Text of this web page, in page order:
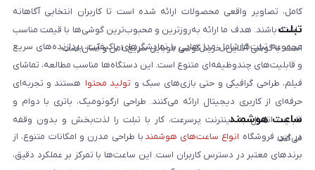
کامل، تصاویر واقعی محصولات ارائه شده است تا کاربران انتخابی آگاهانه
داشته باشند. هدف ما ارائه به‌روزترین و محبوب‌ترین گوشی‌ها با قیمت مناسب
است. با گوشی آنلاین، خرید گوشی موبایل سریع، امن و آسان است.
تبلت
مجموعه تبلت‌ها شامل مدل‌هایی با نمایشگرهای باکیفیت، پردازنده‌های سریع
و قابلیت‌های چندوظیفه‌ای متنوع است. این دستگاه‌ها مناسب مطالعه، تماشای
فیلم، طراحی گرافیکی و حتی بازی‌های سبک و تولید محتوا هستند و تجربه‌ای
حرفه‌ای از کاربری دیجیتال ارائه می‌کنند. طراحی ارگونومیک، باتری با دوام و
قابلیت اتصال به اینترنت پرسرعت، کار با تبلت را لذت‌بخش و بدون وقفه
می‌کند.
ساعت هوشمند
در این فروشگاه انواع ساعت‌های هوشمند با طراحی مدرن و امکانات متنوع، از
برندهای معتبر در دسترس کاربران است. این ساعت‌ها با تمرکز بر عملکرد دقیق،